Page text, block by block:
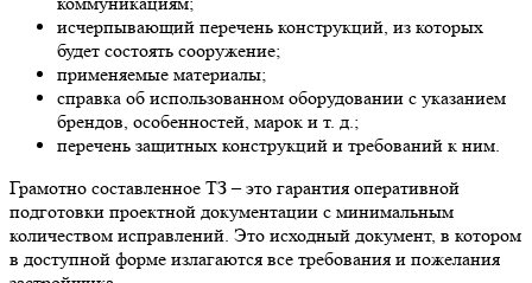
исчерпывающий перечень конструкций, из которых
будет состоять сооружение;
применяемые материалы;
справка об использованном оборудовании с указанием
брендов, особенностей, марок и т. д.;
перечень защитных конструкций и требований к ним.
Грамотно составленное ТЗ – это гарантия оперативной
подготовки проектной документации с минимальным
количеством исправлений. Это исходный документ, в котором
в доступной форме излагаются все требования и пожелания